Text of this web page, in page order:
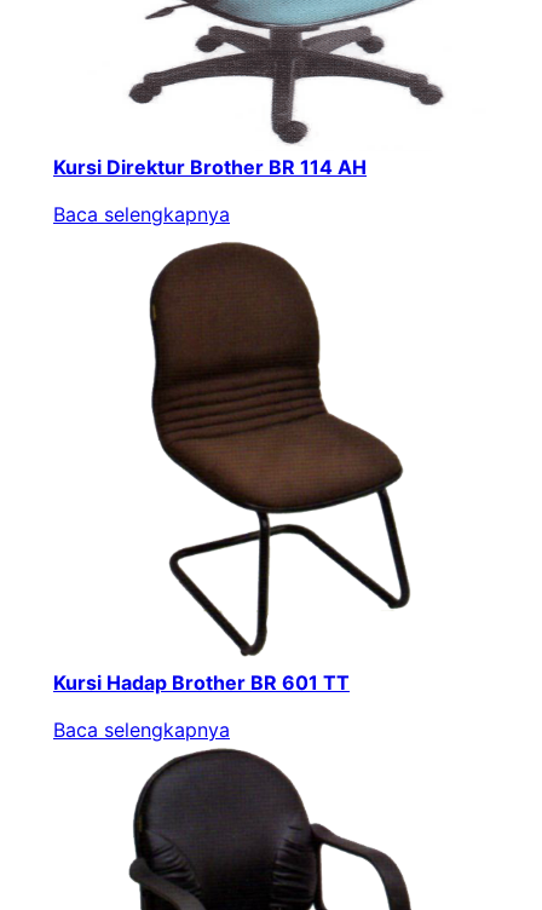
Kursi Direktur Brother BR 114 AH
Baca selengkapnya
Kursi Hadap Brother BR 601 TT
Baca selengkapnya